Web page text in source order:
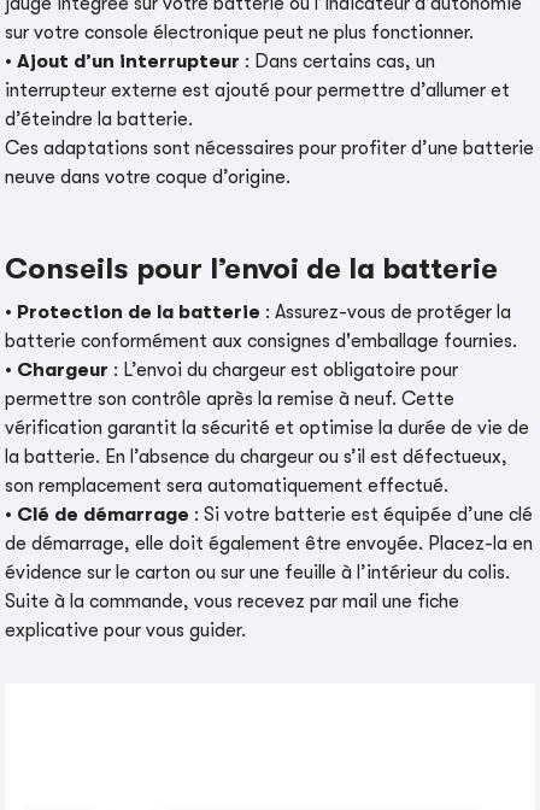
sur votre console électronique peut ne plus fonctionner.
•Ajout d’un interrupteur : Dans certains cas, un
interrupteur externe est ajouté pour permettre d’allumer et
d’éteindre la batterie.
Ces adaptations sont nécessaires pour profiter d’une batterie
neuve dans votre coque d’origine.
Conseils pour l’envoi de la batterie
• Protection de la batterie : Assurez-vous de protéger la
batterie conformément aux consignes d'emballage fournies.
• Chargeur : L’envoi du chargeur est obligatoire pour
permettre son contrôle après la remise à neuf. Cette
vérification garantit la sécurité et optimise la durée de vie de
la batterie. En l’absence du chargeur ou s’il est défectueux,
son remplacement sera automatiquement effectué.
• Clé de démarrage : Si votre batterie est équipée d’une clé
de démarrage, elle doit également être envoyée. Placez-la en
évidence sur le carton ou sur une feuille à l’intérieur du colis.
Suite à la commande, vous recevez par mail une fiche
explicative pour vous guider.